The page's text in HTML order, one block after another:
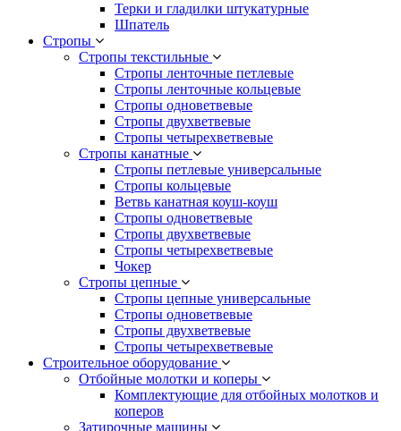
Терки и гладилки штукатурные
Шпатель
Стропы
Стропы текстильные
Стропы ленточные петлевые
Стропы ленточные кольцевые
Стропы одноветвевые
Стропы двухветвевые
Стропы четырехветвевые
Стропы канатные
Стропы петлевые универсальные
Стропы кольцевые
Ветвь канатная коуш-коуш
Стропы одноветвевые
Стропы двухветвевые
Стропы четырехветвевые
Чокер
Стропы цепные
Стропы цепные универсальные
Стропы одноветвевые
Стропы двухветвевые
Стропы четырехветвевые
Строительное оборудование
Отбойные молотки и коперы
Комплектующие для отбойных молотков и
коперов
Затирочные машины